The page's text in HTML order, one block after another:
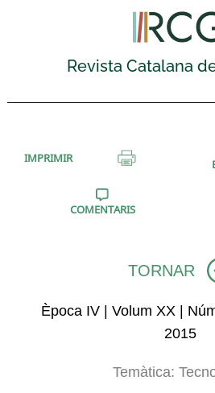
Revista Catalana
IMPRIMIR
COMENTARIS
TORNAR
Època IV | Volum XX |
2015
Temàtica: